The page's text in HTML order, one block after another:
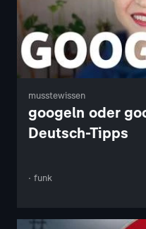
musstewissen
googeln oder
Deutsch-Tipps
· funk